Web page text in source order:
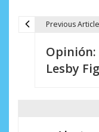
Previous Article
Opinión:
Lesby